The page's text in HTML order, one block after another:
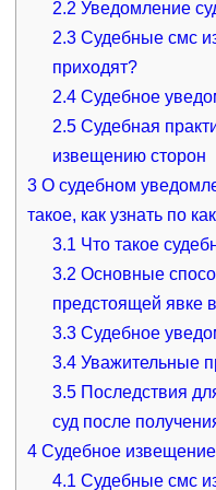
2.2 Уведомление
2.3 Судебные смс
приходят?
2.4 Судебное
2.5 Судебная
извещению сторон
3О судебном
такое, как узнать по
3.1 Что такое
3.2 Основные
предстоящей явке
3.3 Судебное
3.4 Уважительные
3.5 Последствия
суд после
4Судебное извещение
4.1 Судебные смс